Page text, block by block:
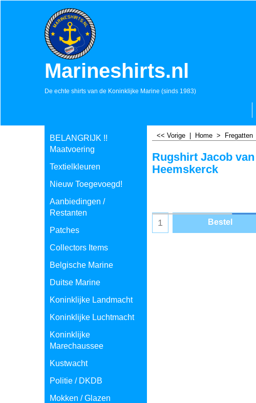
Marineshirts.nl
De echte shirts van de Koninklijke Marine (sinds 1983)
BELANGRIJK !!
Maatvoering
Textielkleuren
Nieuw Toegevoegd!
Aanbiedingen /
Restanten
Patches
Collectors Items
Belgische Marine
Duitse Marine
Koninklijke Landmacht
Koninklijke Luchtmacht
Koninklijke
Marechaussee
Kustwacht
Politie / DKDB
Mokken / Glazen
<< Vorige Home > Fregatten
Rugshirt Jacob van
Heemskerck
Bestel